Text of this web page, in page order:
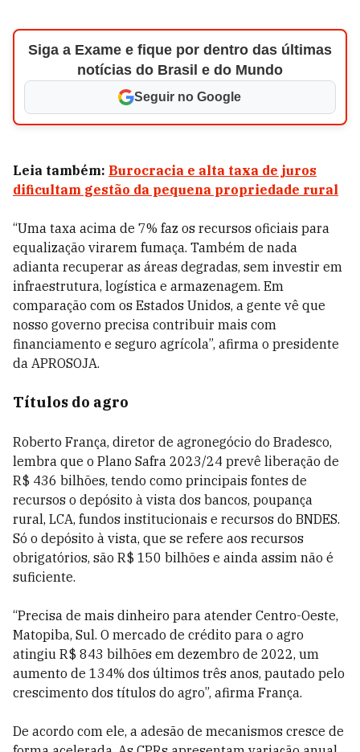
Siga a Exame e fique por dentro das últimas
notícias do Brasil e do Mundo
Seguir no Google
Leia também: Burocracia e alta taxa de juros
dificultam gestão da pequena propriedade rural
“Uma taxa acima de 7% faz os recursos oficiais para
equalização virarem fumaça. Também de nada
adianta recuperar as áreas degradas, sem investir em
infraestrutura, logística e armazenagem. Em
comparação com os Estados Unidos, a gente vê que
nosso governo precisa contribuir mais com
financiamento e seguro agrícola”, afirma o presidente
da APROSOJA.
Títulos do agro
Roberto França, diretor de agronegócio do Bradesco,
lembra que o Plano Safra 2023/24 prevê liberação de
R$ 436 bilhões, tendo como principais fontes de
recursos o depósito à vista dos bancos, poupança
rural, LCA, fundos institucionais e recursos do BNDES.
Só o depósito à vista, que se refere aos recursos
obrigatórios, são R$ 150 bilhões e ainda assim não é
suficiente.
“Precisa de mais dinheiro para atender Centro-Oeste,
Matopiba, Sul. O mercado de crédito para o agro
atingiu R$ 843 bilhões em dezembro de 2022, um
aumento de 134% dos últimos três anos, pautado pelo
crescimento dos títulos do agro”, afirma França.
De acordo com ele, a adesão de mecanismos cresce de